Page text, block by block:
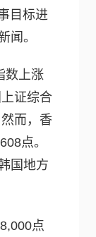
目标进
闻。
数上涨
证综合
而，香
点。
国地方
点